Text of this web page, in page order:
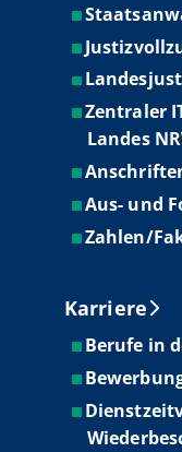
Zentraler
Landes
Aus- und
Zahlen/
Karriere
Berufe in